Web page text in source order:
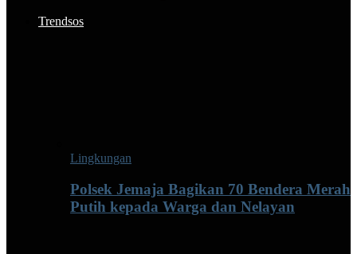
Trendsos
Lingkungan
Polsek Jemaja Bagikan 70 Bendera Merah
Putih kepada Warga dan Nelayan